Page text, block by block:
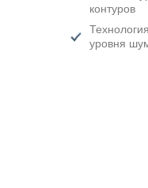
контуров
уровня